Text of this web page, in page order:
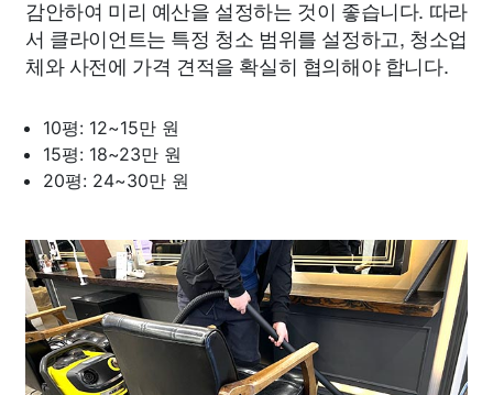
감안하여 미리 예산을 설정하는 것이 좋습니다. 따라
서 클라이언트는 특정 청소 범위를 설정하고, 청소업
체와 사전에 가격 견적을 확실히 협의해야 합니다.
10평: 12~15만 원
15평: 18~23만 원
20평: 24~30만 원